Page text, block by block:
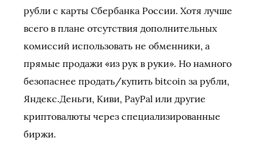
рубли с карты Сбербанка России. Хотя лучше
всего в плане отсутствия дополнительных
комиссий использовать не обменники, а
прямые продажи «из рук в руки». Но намного
безопаснее продать/купить bitcoin за рубли,
Яндекс.Деньги, Киви, PayPal или другие
криптовалюты через специализированные
биржи.